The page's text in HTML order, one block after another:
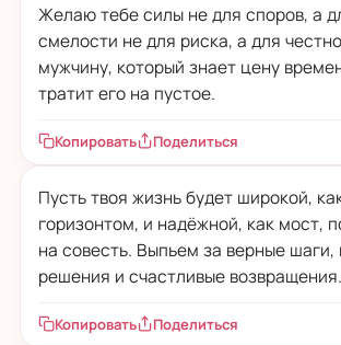
Желаю тебе силы не для споров, а
смелости не для риска, а для
мужчину, который знает цену
тратит его на пустое.
Копировать Поделиться
Пусть твоя жизнь будет широкой,
горизонтом, и надёжной, как мост,
на совесть. Выпьем за верные шаги,
решения и счастливые возвращения.
Копировать Поделиться